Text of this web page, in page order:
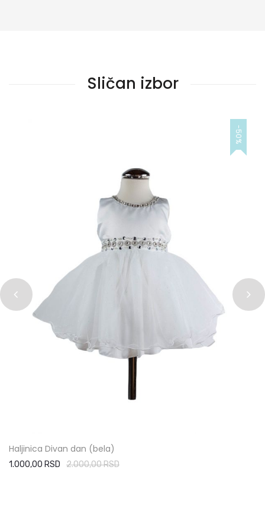
Sličan izbor
-50%
Haljinica Divan dan (bela)
1.000,00 RSD 2.000,00 RSD